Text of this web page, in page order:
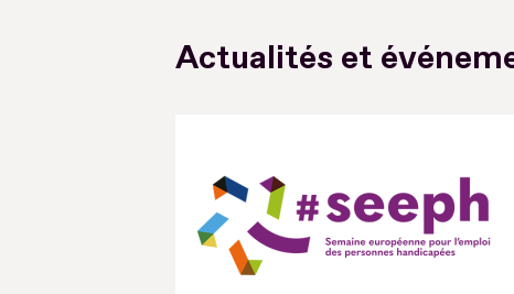
Actualités et